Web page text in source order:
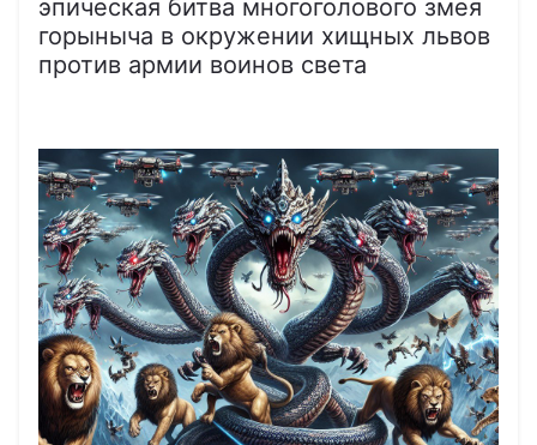
эпическая битва многоголового змея
горыныча в окружении хищных львов
против армии воинов света